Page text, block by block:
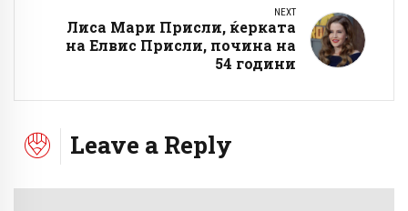
NEXT
Лиса Мари Присли, ќерката
на Елвис Присли, почина на
54 години
Leave a Reply